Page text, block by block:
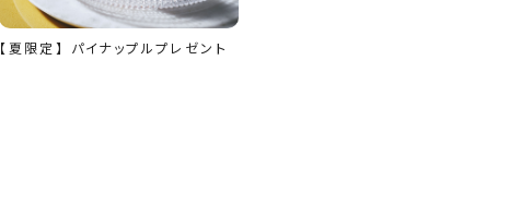
【夏限定】 パイナップルプレゼント